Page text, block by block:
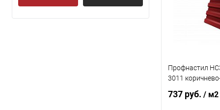
В избранное
Профнастил
3011
737 руб. / м2